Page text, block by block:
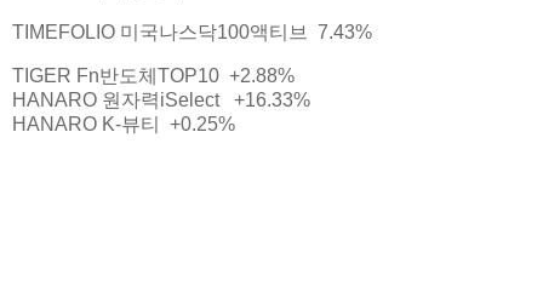
TIMEFOLIO 미국나스닥100액티브 7.43%
TIGER Fn반도체TOP10 +2.88%
HANARO 원자력iSelect +16.33%
HANARO K-뷰티 +0.25%